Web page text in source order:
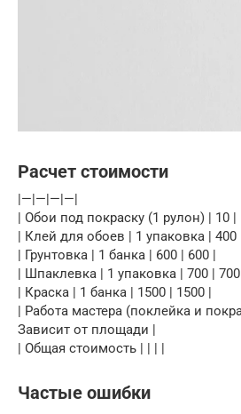
Расчет стоимости
|—|—|—|—|
| Обои под покраску (1 рулон) | 10 |
| Клей для обоев | 1 упаковка | 400
| Грунтовка | 1 банка | 600 | 600 |
| Шпаклевка | 1 упаковка | 700 |
| Краска | 1 банка | 1500 | 1500 |
| Работа мастера (поклейка и
Зависит от площади |
| Общая стоимость | | | |
Частые ошибки